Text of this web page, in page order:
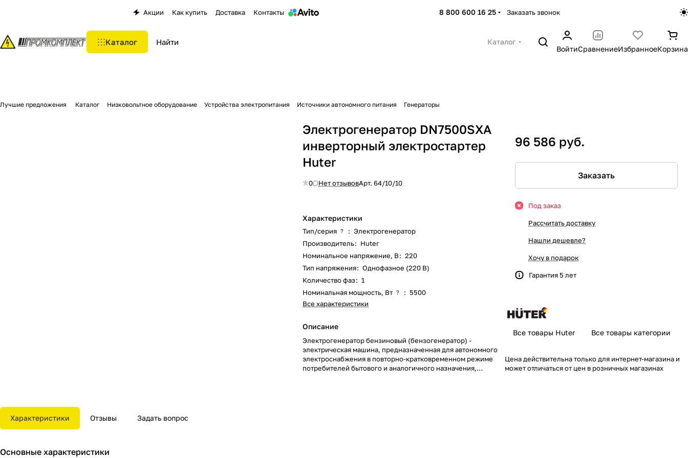
Акции Как купить Доставка Контакты 8 800 600 16 25 Заказать звонок
Каталог
Каталог
ВойтиСравнениеИзбранноеКорзина
Лучшие предложения Каталог Низковольтное оборудование Устройства электропитания Источники автономного питания Генераторы
Электрогенератор DN7500SXA
инверторный электростартер
Huter
0 Нет отзывовАрт.64/10/10
Характеристики
Тип/серия ? : Электрогенератор
Производитель: Huter
Номинальное напряжение, В: 220
Тип напряжения: Однофазное (220 В)
Количество фаз: 1
Номинальная мощность, Вт ? : 5500
Все характеристики
Описание
Электрогенератор бензиновый (бензогенератор) -
электрическая машина, предназначенная для автономного
электроснабжения в повторно-кратковременном режиме
потребителей бытового и аналогичного назначения,
96 586 руб.
Заказать
Под заказ
Рассчитать доставку
Нашли дешевле?
Хочу в подарок
Гарантия 5 лет
Все товары Huter Все товары категории
Цена действительна только для интернет-магазина и
может отличаться от цен в розничных магазинах
Характеристики Отзывы Задать вопрос
Основные характеристики